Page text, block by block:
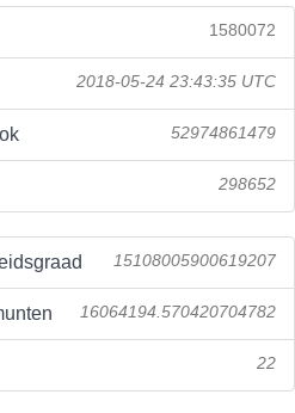
1580072
2018-05-24 23:43:35 UTC
52974861479
298652
15108005900619207
16064194.570420704782
22